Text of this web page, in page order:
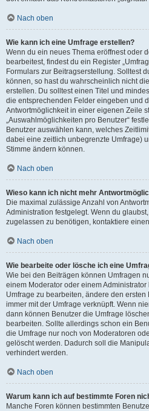
Nach oben
Wie kann ich eine Umfrage erstellen?
Wenn du ein neues Thema eröffnest oder
bearbeitest, findest du ein Register
Formulars zur Beitragserstellung. Solltest
können, so hast du wahrscheinlich nicht
erstellen. Du solltest einen Titel und
die entsprechenden Felder eingeben und
Antwortmöglichkeit in einer eigenen Zeile
„Auswahlmöglichkeiten pro Benutzer“
Benutzer auswählen kann, welches
dabei eine zeitlich unbegrenzte Umfrage)
Stimme ändern können.
Nach oben
Wieso kann ich nicht mehr
Die maximal zulässige Anzahl von
Administration festgelegt. Wenn du
zugelassen zu benötigen, kontaktiere
Nach oben
Wie bearbeite oder lösche ich eine
Wie bei den Beiträgen können Umfragen
einem Moderator oder einem
Umfrage zu bearbeiten, ändere den
immer mit der Umfrage verknüpft. Wenn
dann können Benutzer die Umfrage
bearbeiten. Sollte allerdings schon ein
die Umfrage nur noch von Moderatoren
gelöscht werden. Dadurch soll die
verhindert werden.
Nach oben
Warum kann ich auf bestimmte Foren
Manche Foren können bestimmten